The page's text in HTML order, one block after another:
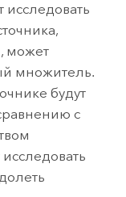
исследовать
может
множитель.
будут
с